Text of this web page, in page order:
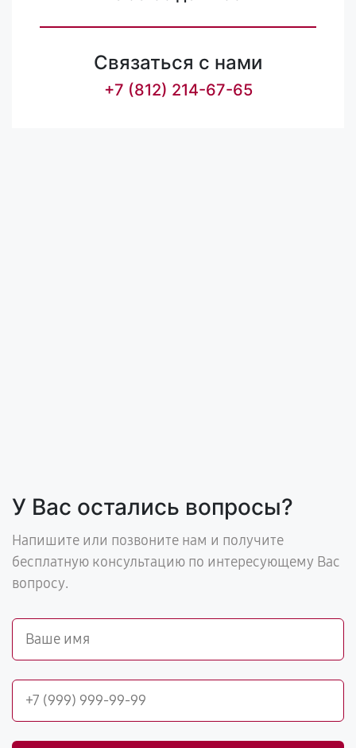
Связаться с нами
+7 (812) 214-67-65
У Вас остались вопросы?
Напишите или позвоните нам и получите
бесплатную консультацию по интересующему Вас
вопросу.